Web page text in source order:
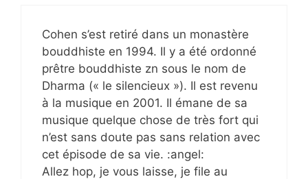
Cohen s’est retiré dans un monastère
bouddhiste en 1994. Il y a été ordonné
prêtre bouddhiste zn sous le nom de
Dharma (« le silencieux »). Il est revenu
à la musique en 2001. Il émane de sa
musique quelque chose de très fort qui
n’est sans doute pas sans relation avec
cet épisode de sa vie. :angel:
Allez hop, je vous laisse, je file au